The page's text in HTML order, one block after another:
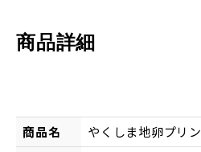
商品詳細
商品名 やくしま地卵プリン